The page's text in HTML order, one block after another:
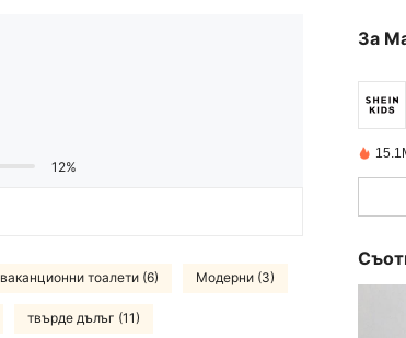
12%
ваканционни тоалети (6) Модерни (3)
твърде дълъг (11)
За